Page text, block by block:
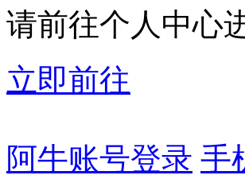
请前往个人中心
立即前往
阿牛账号登录 手